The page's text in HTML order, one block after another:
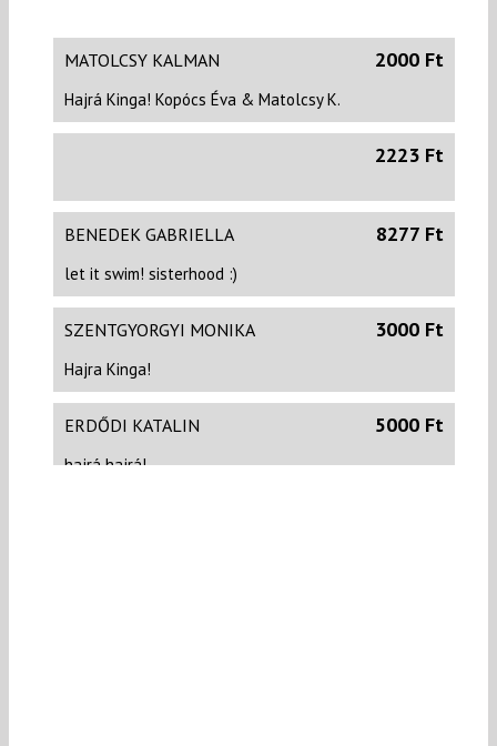
MATOLCSY KALMAN 2000 Ft
Hajrá Kinga! Kopócs Éva & Matolcsy K.
2223 Ft
BENEDEK GABRIELLA 8277 Ft
let it swim! sisterhood :)
SZENTGYORGYI MONIKA 3000 Ft
Hajra Kinga!
ERDŐDI KATALIN 5000 Ft
hajrá hajrá!